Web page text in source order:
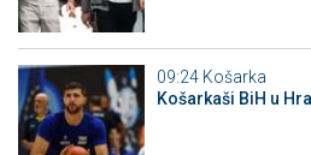
09:24 Košarka
Košarkaši BiH u